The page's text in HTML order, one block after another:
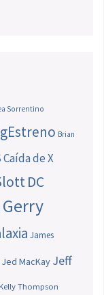
Sorrentino
Brian
Caída de X
DC
Gerry
James
Jed MacKay Jeff
Kelly Thompson